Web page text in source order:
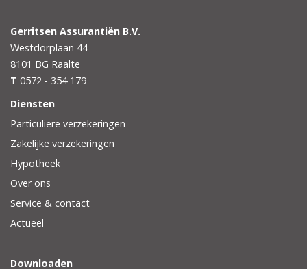
Gerritsen Assurantiën B.V.
Westdorplaan 44
8101 BG Raalte
T 0572 - 354 179
Diensten
Particuliere verzekeringen
Zakelijke verzekeringen
Hypotheek
Over ons
Service & contact
Actueel
Downloaden